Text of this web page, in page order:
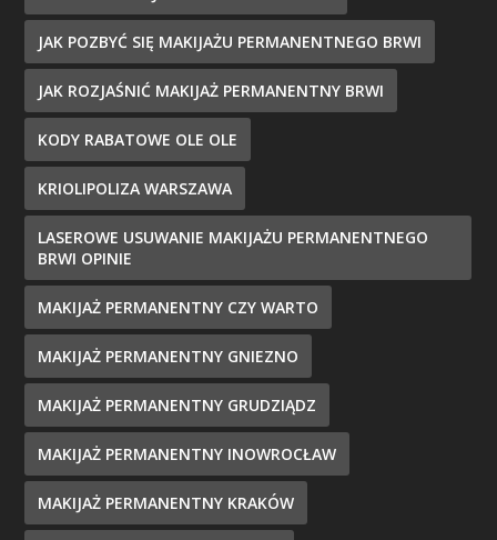
JAK POZBYĆ SIĘ MAKIJAŻU PERMANENTNEGO BRWI
JAK ROZJAŚNIĆ MAKIJAŻ PERMANENTNY BRWI
KODY RABATOWE OLE OLE
KRIOLIPOLIZA WARSZAWA
LASEROWE USUWANIE MAKIJAŻU PERMANENTNEGO
BRWI OPINIE
MAKIJAŻ PERMANENTNY CZY WARTO
MAKIJAŻ PERMANENTNY GNIEZNO
MAKIJAŻ PERMANENTNY GRUDZIĄDZ
MAKIJAŻ PERMANENTNY INOWROCŁAW
MAKIJAŻ PERMANENTNY KRAKÓW